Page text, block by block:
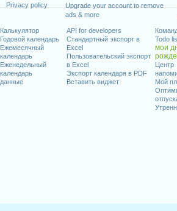
Privacy policy
Upgrade your account to remove
ads & more
Калькулятор
Годовой календарь
Ежемесячный
календарь
Еженедельный
календарь
данные
API for developers
Стандартный экспорт в
Excel
Пользовательский экспорт
в Excel
Экспорт календаря в PDF
Вставить виджет
Todo
мои
Центр
Мой